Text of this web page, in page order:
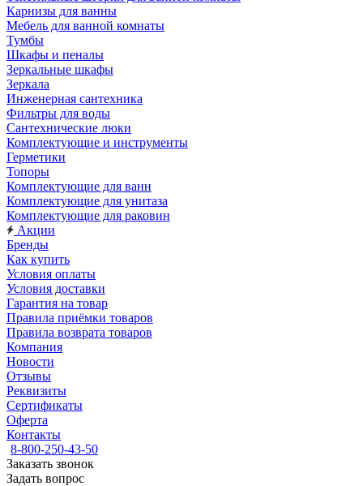
Карнизы для ванны
Мебель для ванной комнаты
Тумбы
Шкафы и пеналы
Зеркальные шкафы
Зеркала
Инженерная сантехника
Фильтры для воды
Сантехнические люки
Комплектующие и инструменты
Герметики
Топоры
Комплектующие для ванн
Комплектующие для унитаза
Комплектующие для раковин
Акции
Бренды
Как купить
Условия оплаты
Условия доставки
Гарантия на товар
Правила приёмки товаров
Правила возврата товаров
Компания
Новости
Отзывы
Реквизиты
Сертификаты
Оферта
Контакты
8-800-250-43-50
Заказать звонок
Задать вопрос